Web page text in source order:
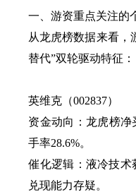
一、游资重点关注的
从龙虎榜数据来看，
替代”双轮驱动特征：
​英维克（002837）​​
资金动向​：龙虎榜净
手率28.6%。
催化逻辑​：液冷技术
兑现能力存疑。